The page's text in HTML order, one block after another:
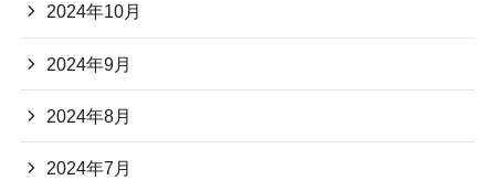
2024年10月
2024年9月
2024年8月
2024年7月